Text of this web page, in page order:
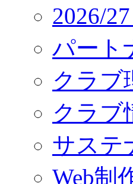
2026/
パート
クラブ
クラブ
サステ
Web制